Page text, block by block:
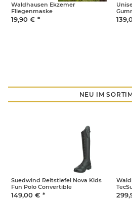
– auch beim Versand.
Waldhausen Ekzemer
Fliegenmaske
19,90 € *
NEU IM
Suedwind Reitstiefel Nova Kids
Fun Polo Convertible
149,00 € *